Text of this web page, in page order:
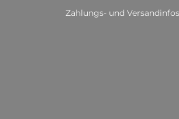
Zahlungs- und Versandinfos